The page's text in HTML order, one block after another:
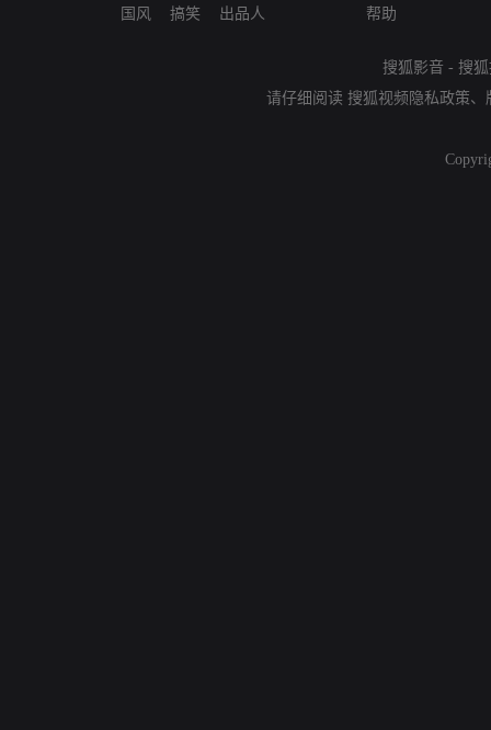
国风
搞笑
出品人
帮助
搜狐影音 - 搜
请仔细阅读 搜狐视频隐私政策、